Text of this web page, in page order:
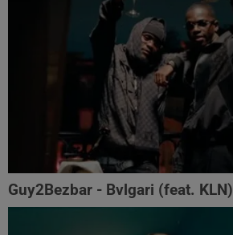
Guy2Bezbar - Bvlgari (feat. KLN)